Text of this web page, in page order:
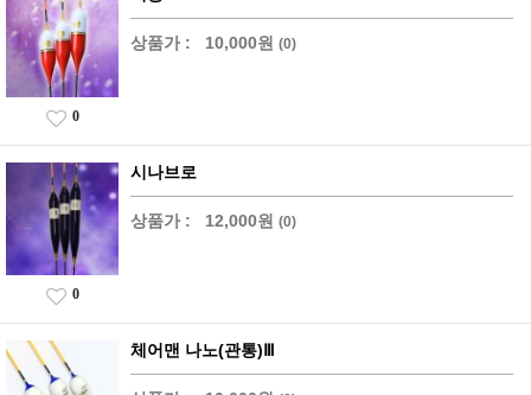
상품가 : 10,000원 (0)
0
시나브로
상품가 : 12,000원 (0)
0
체어맨 나노(관통)Ⅲ